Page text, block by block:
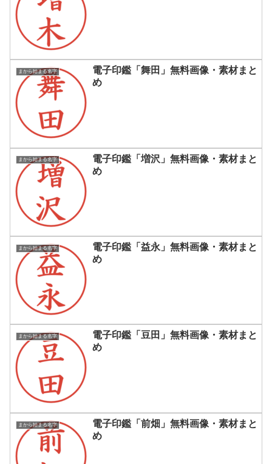
まから始まる名字
電子印鑑「舞田」無料画像・素材まと
め
まから始まる名字
電子印鑑「増沢」無料画像・素材まと
め
まから始まる名字
電子印鑑「益永」無料画像・素材まと
め
まから始まる名字
電子印鑑「豆田」無料画像・素材まと
め
まから始まる名字
電子印鑑「前畑」無料画像・素材まと
め